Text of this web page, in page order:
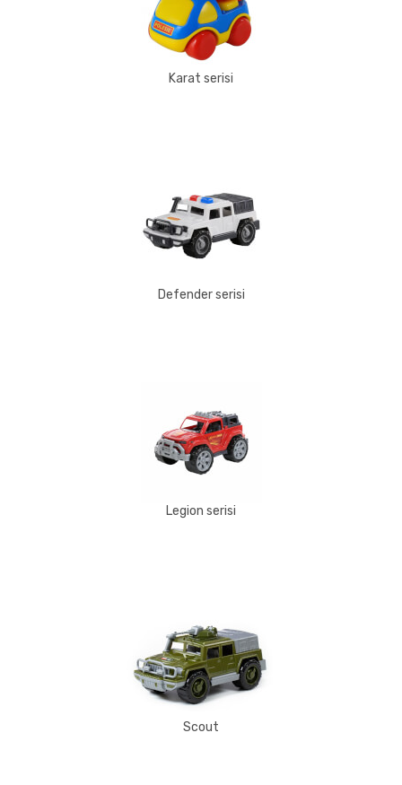
Karat serisi
Defender serisi
Legion serisi
Scout